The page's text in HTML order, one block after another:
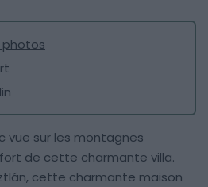
photos
vue sur les montagnes
de cette charmante villa.
cette charmante maison